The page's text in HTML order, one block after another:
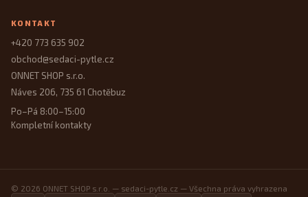
KONTAKT
+420 773 635 902
obchod@sedaci-pytle.cz
ONNET SHOP s.r.o.
Náves 206, 735 61 Chotěbuz
Po–Pá 8:00–15:00
Kompletní kontakty
© 2026 ONNET SHOP s.r.o. — sedaci-pytle.cz — Všechna práva vyhrazena